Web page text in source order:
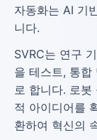
자동화는 AI 기
니다.
SVRC는 연구
을 테스트, 통합
로 합니다. 로봇
적 아이디어를
환하여 혁신의